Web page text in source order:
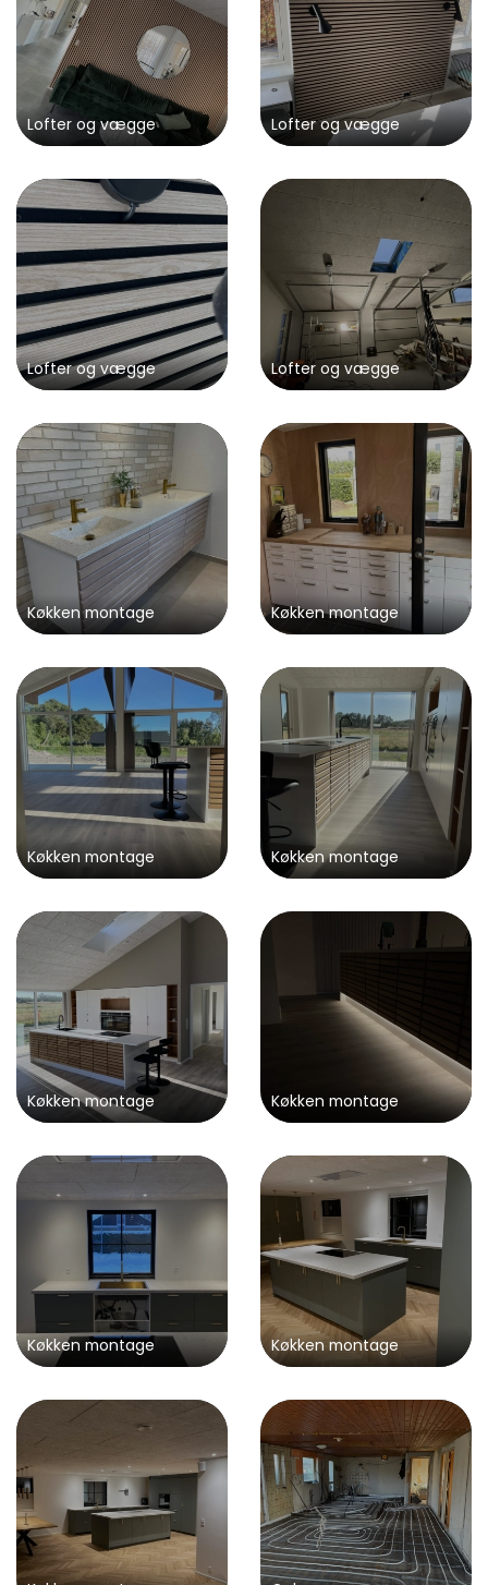
Lofter og vægge Lofter og vægge
Lofter og vægge Lofter og vægge
Køkken montage Køkken montage
Køkken montage Køkken montage
Køkken montage Køkken montage
Køkken montage Køkken montage